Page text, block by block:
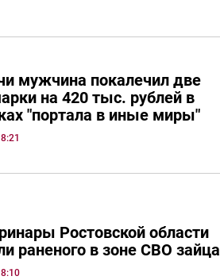
мужчина покалечил две
на 420 тыс. рублей в
"портала в иные миры"
Ростовской области
раненого в зоне СВО зайца